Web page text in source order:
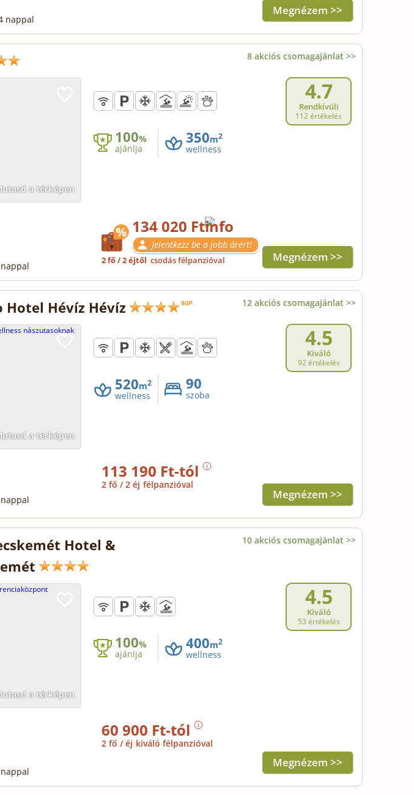
nappal
Megnézem >>
8 akciós csomagajánlat >>
a térképen
4.7
Rendkívüli
112 értékelés
100%
ajánlja
350m2
wellness
134 020 Ft
Jelentkezz be a jobb árért!
2 fő / 2 éjtől csodás félpanzióval Megnézem >>
Hotel Hévíz Hévíz 12 akciós csomagajánlat >>
a térképen
4.5
Kiváló
92 értékelés
520m2
wellness
90
szoba
113 190 Ft-tól
2 fő / 2 éj félpanzióval
Megnézem >>
Hotel &
10 akciós csomagajánlat >>
a térképen
4.5
Kiváló
53 értékelés
100%
ajánlja
400m2
wellness
60 900 Ft-tól
2 fő / éj kiváló félpanzióval
Megnézem >>